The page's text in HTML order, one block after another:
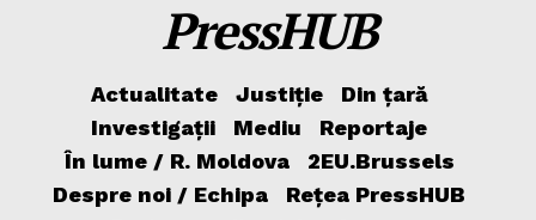
PressHUB
Actualitate Justiție
Din țară
Investigații
Mediu
Reportaje
În lume / R. Moldova
2EU.Brussels
Despre noi / Echipa
Rețea PressHUB